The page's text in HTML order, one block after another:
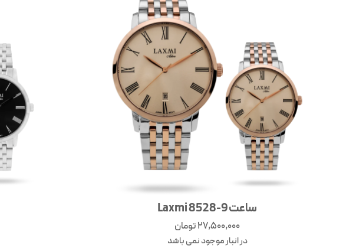
ساعت Laxmi 8528-9
27,500,000تومان
در انبار موجود نمی باشد